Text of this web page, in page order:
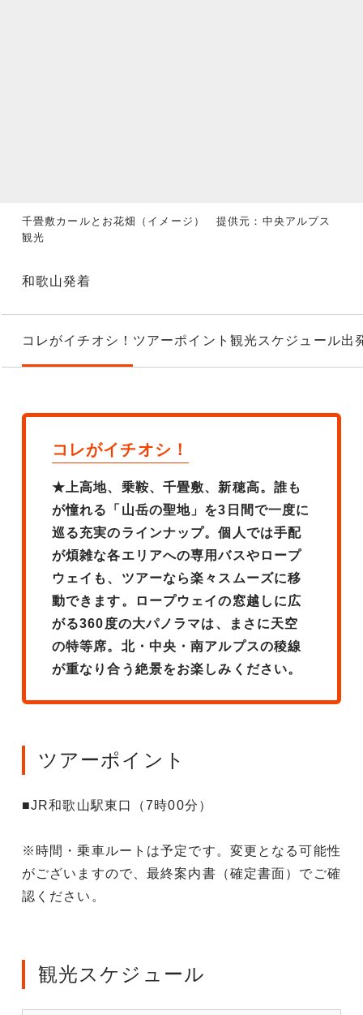
千畳敷カールとお花畑（イメージ） 提供元：中央アルプス
観光
和歌山発着
コレがイチオシ！ ツアーポイント 観光スケジュール出
コレがイチオシ！
★上高地、乗鞍、千畳敷、新穂高。誰も
が憧れる「山岳の聖地」を3日間で一度に
巡る充実のラインナップ。個人では手配
が煩雑な各エリアへの専用バスやロープ
ウェイも、ツアーなら楽々スムーズに移
動できます。ロープウェイの窓越しに広
がる360度の大パノラマは、まさに天空
の特等席。北・中央・南アルプスの稜線
が重なり合う絶景をお楽しみください。
ツアーポイント
■JR和歌山駅東口（7時00分）
※時間・乗車ルートは予定です。変更となる可能性
がございますので、最終案内書（確定書面）でご確
認ください。
観光スケジュール